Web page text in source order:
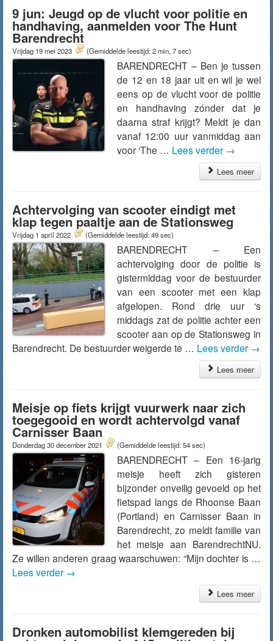
9 jun: Jeugd op de vlucht voor politie en
handhaving, aanmelden voor The Hunt
Barendrecht
Vrijdag 19 mei 2023 (Gemiddelde leestijd: 2 min, 7 sec)
BARENDRECHT – Ben je tussen
de 12 en 18 jaar uit en wil je wel
eens op de vlucht voor de politie
en handhaving zónder dat je
daarna straf krijgt? Meldt je dan
vanaf 12:00 uur vanmiddag aan
voor ‘The … Lees verder →
Lees meer
Achtervolging van scooter eindigt met
klap tegen paaltje aan de Stationsweg
Vrijdag 1 april 2022 (Gemiddelde leestijd: 49 sec)
BARENDRECHT – Een
achtervolging door de politie is
gistermiddag voor de bestuurder
van een scooter met een klap
afgelopen. Rond drie uur ‘s
middags zat de politie achter een
scooter aan op de Stationsweg in
Barendrecht. De bestuurder weigerde te … Lees verder →
Lees meer
Meisje op fiets krijgt vuurwerk naar zich
toegegooid en wordt achtervolgd vanaf
Carnisser Baan
Donderdag 30 december 2021 (Gemiddelde leestijd: 54 sec)
BARENDRECHT – Een 16-jarig
meisje heeft zich gisteren
bijzonder onveilig gevoeld op het
fietspad langs de Rhoonse Baan
(Portland) en Carnisser Baan in
Barendrecht, zo meldt familie van
het meisje aan BarendrechtNU.
Ze willen anderen graag waarschuwen: “Mijn dochter is …
Lees verder →
Lees meer
Dronken automobilist klemgereden bij